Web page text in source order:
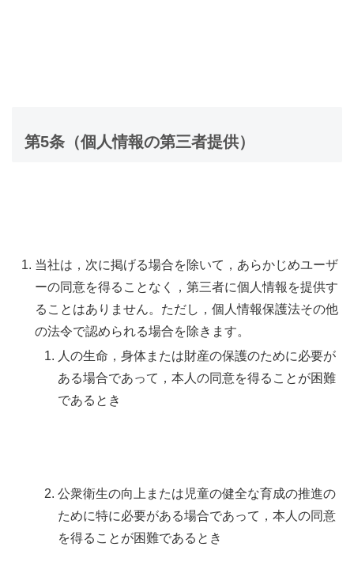
第5条（個人情報の第三者提供）
当社は，次に掲げる場合を除いて，あらかじめユーザ
ーの同意を得ることなく，第三者に個人情報を提供す
ることはありません。ただし，個人情報保護法その他
の法令で認められる場合を除きます。
人の生命，身体または財産の保護のために必要が
ある場合であって，本人の同意を得ることが困難
であるとき
公衆衛生の向上または児童の健全な育成の推進の
ために特に必要がある場合であって，本人の同意
を得ることが困難であるとき